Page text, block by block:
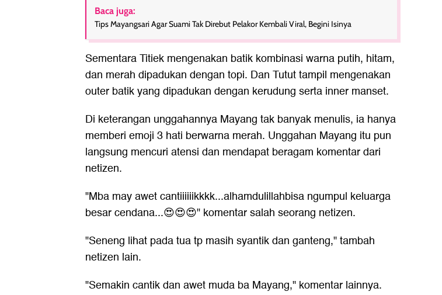
Baca juga:
Tips Mayangsari Agar Suami Tak Direbut Pelakor Kembali Viral, Begini Isinya
Sementara Titiek mengenakan batik kombinasi warna putih, hitam,
dan merah dipadukan dengan topi. Dan Tutut tampil mengenakan
outer batik yang dipadukan dengan kerudung serta inner manset.
Di keterangan unggahannya Mayang tak banyak menulis, ia hanya
memberi emoji 3 hati berwarna merah. Unggahan Mayang itu pun
langsung mencuri atensi dan mendapat beragam komentar dari
netizen.
"Mba may awet cantiiiiiikkkk...alhamdulillahbisa ngumpul keluarga
besar cendana...😍😍😍" komentar salah seorang netizen.
"Seneng lihat pada tua tp masih syantik dan ganteng," tambah
netizen lain.
"Semakin cantik dan awet muda ba Mayang," komentar lainnya.